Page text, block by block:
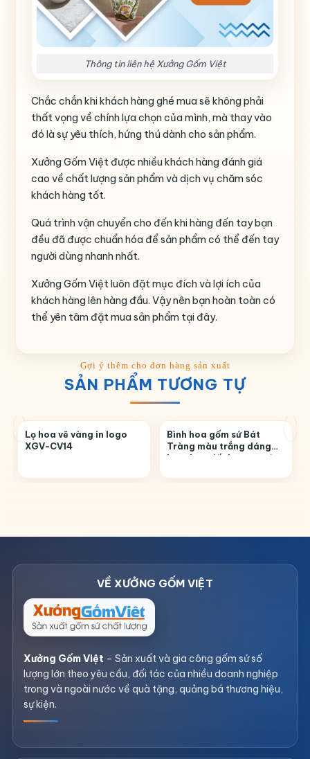
Thông tin liên hệ Xưởng Gốm Việt
Chắc chắn khi khách hàng ghé mua sẽ không phải
thất vọng về chính lựa chọn của mình, mà thay vào
đó là sự yêu thích, hứng thú dành cho sản phẩm.
Xưởng Gốm Việt được nhiều khách hàng đánh giá
cao về chất lượng sản phẩm và dịch vụ chăm sóc
khách hàng tốt.
Quá trình vận chuyển cho đến khi hàng đến tay bạn
đều đã được chuẩn hóa để sản phẩm có thể đến tay
người dùng nhanh nhất.
Xưởng Gốm Việt luôn đặt mục đích và lợi ích của
khách hàng lên hàng đầu. Vậy nên bạn hoàn toàn có
thể yên tâm đặt mua sản phẩm tại đây.
SẢN PHẨM TƯƠNG TỰ
Lọ hoa vẽ vàng in logo
XGV-CV14
Bình hoa gốm sứ Bát
Tràng màu trắng dáng
bom họa tiết hoa sen đen
Xưởng Gốm Việt – Sản xuất và gia công gốm sứ số
lượng lớn theo yêu cầu, đối tác của nhiều doanh nghiệp
trong và ngoài nước về quà tặng, quảng bá thương hiệu,
sự kiện.